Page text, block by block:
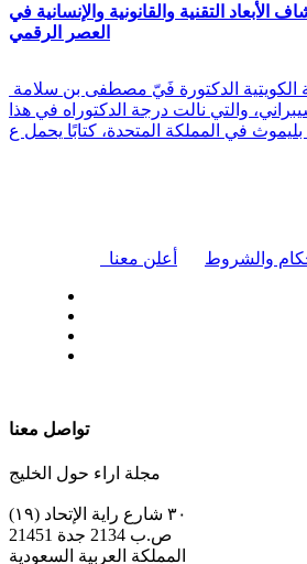
الأبعاد التقنية والقانونية والإنسانية في
العصر الرقمي
والتي نالت درجة الدكتوراه في هذا
في المملكة المتحدة، كتابًا يحمل ع
أعلن معنا والشروط
تواصل معنا
مجلة اراء حول الخليج
٣٠ شارع راية الإتحاد (١٩)
ص.ب 2134 جدة 21451
المملكة العربية السعودية